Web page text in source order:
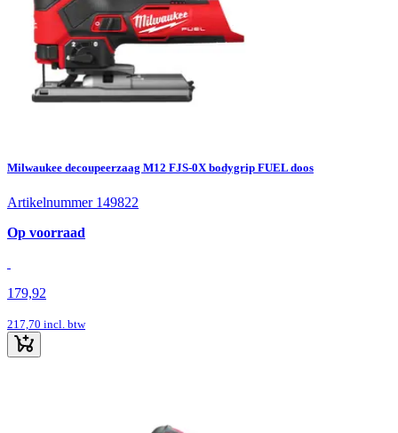
Milwaukee decoupeerzaag M12 FJS-0X bodygrip FUEL doos
Artikelnummer 149822
Op voorraad
179,92
217,70 incl. btw